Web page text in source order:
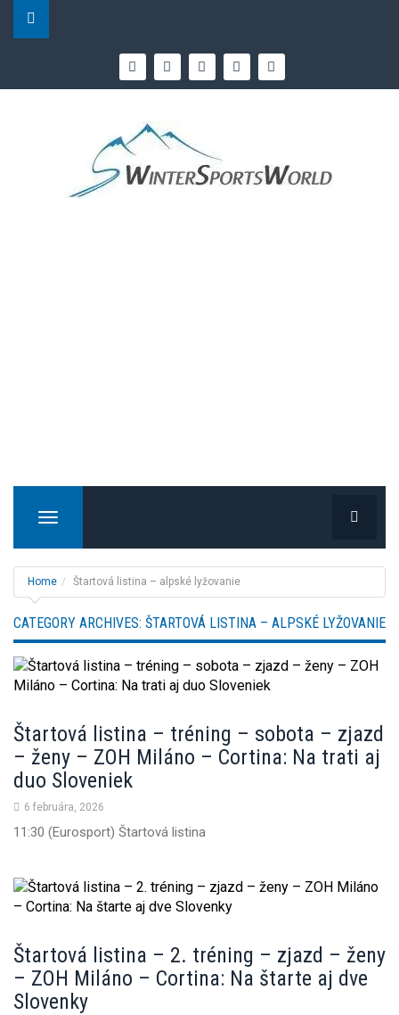
T
g
l
e
n
a
v
i
a
t
n
Home Štartová listina – alpské lyžovanie
CATEGORY ARCHIVES: ŠTARTOVÁ LISTINA – ALPSKÉ LYŽOVANIE
Štartová listina – tréning – sobota – zjazd
– ženy – ZOH Miláno – Cortina: Na trati aj
duo Sloveniek
6 februára, 2026
11:30 (Eurosport) Štartová listina
Štartová listina – 2. tréning – zjazd – ženy
– ZOH Miláno – Cortina: Na štarte aj dve
Slovenky